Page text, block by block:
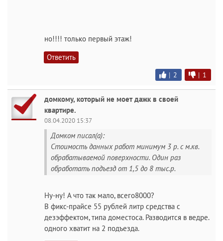
но!!!! только первый этаж!
Ответить
| 2 | 1
домкому, который не моет дажк в своей
квартире.
08.04.2020 15:37
Домком писал(а):
Стоимость данных работ минимум 3 р. с м.кв.
обрабатываемой поверхности. Один раз
обработать подъезд от 1,5 до 8 тыс.р.
Ну-ну! А что так мало, всего8000?
В фикс-прайсе 55 рублей литр средства с
дезэффектом, типа доместоса. Разводится в ведре.
одного хватит на 2 подъезда.